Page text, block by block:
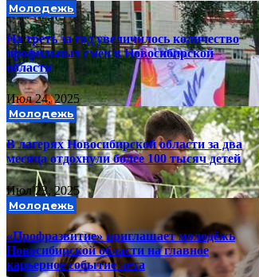
Молодежь
На треть за год увеличилось количество
профильных смен в Новосибирской
области
Июл 24, 2025
Молодежь
В лагерях Новосибирской области за два
месяца отдохнули более 100 тысяч детей
Июл 23, 2025
Молодежь
«Профразвитие» приглашает молодёжь
Новосибирской области на главное
карьерное событие лета